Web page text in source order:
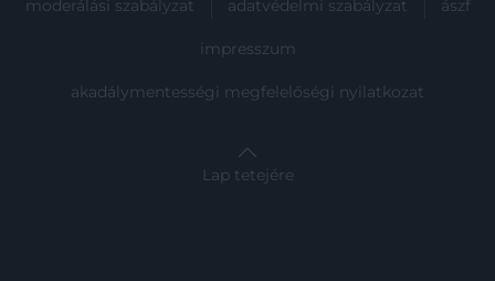
moderálási szabályzat adatvédelmi szabályzat ászf
impresszum
akadálymentességi megfelelőségi nyilatkozat
Lap tetejére